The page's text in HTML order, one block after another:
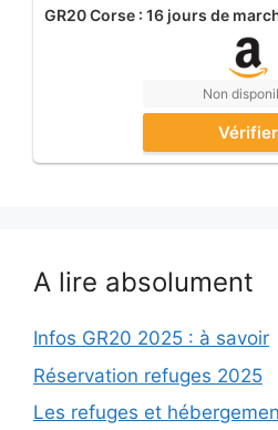
GR20 Corse : 16 jours de
Non
Vérifier
A lire absolument
Infos GR20 2025 : à savoir
Réservation refuges 2025
Les refuges et